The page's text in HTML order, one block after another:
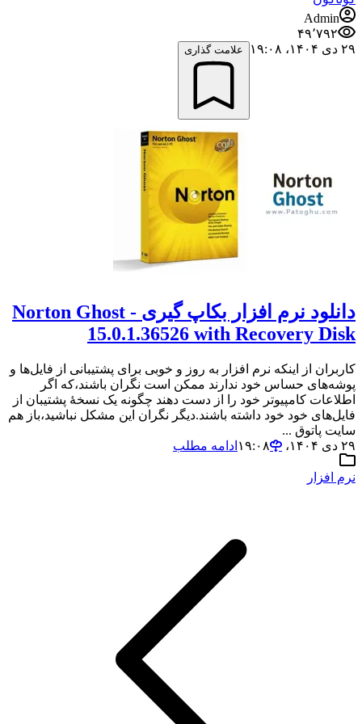
Admin
۴۹٬۷۹۲
۲۹ دی ۱۴۰۴،‏ ۱۹:۰۸
علامت گذاری
دانلود نرم افزار بکاپ گیری - Norton Ghost
15.0.1.36526 with Recovery Disk
کاربران از اینکه نرم افزار به روز و خوبی‌ برای پشتیبانی‌ از فایل‌ها و
پوشه‌های حساس خود ندارند ممکن است نگران باشند،که اگر
اطلاعات کامپیوتر خود را از دست دهند چگونه یک نسخهٔ پشتیبان از
فایل‌های خود خود داشته باشند.دیگر نگران این مشکل نباشید،باز هم
سایت پاتوق ...
۲۹ دی ۱۴۰۴،‏ ۱۹:۰۸
ادامه مطلب
نرم افزار